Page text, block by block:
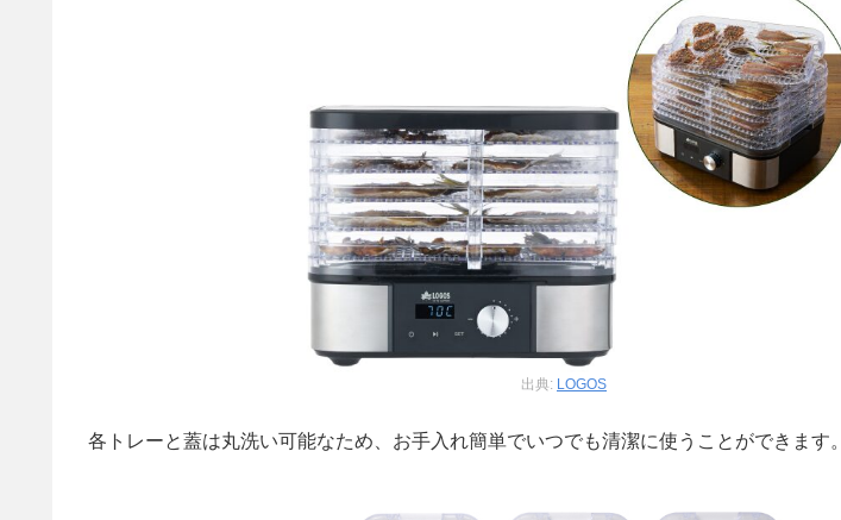
出典: LOGOS
各トレーと蓋は丸洗い可能なため、お手入れ簡単でいつでも清潔に使うことができます。